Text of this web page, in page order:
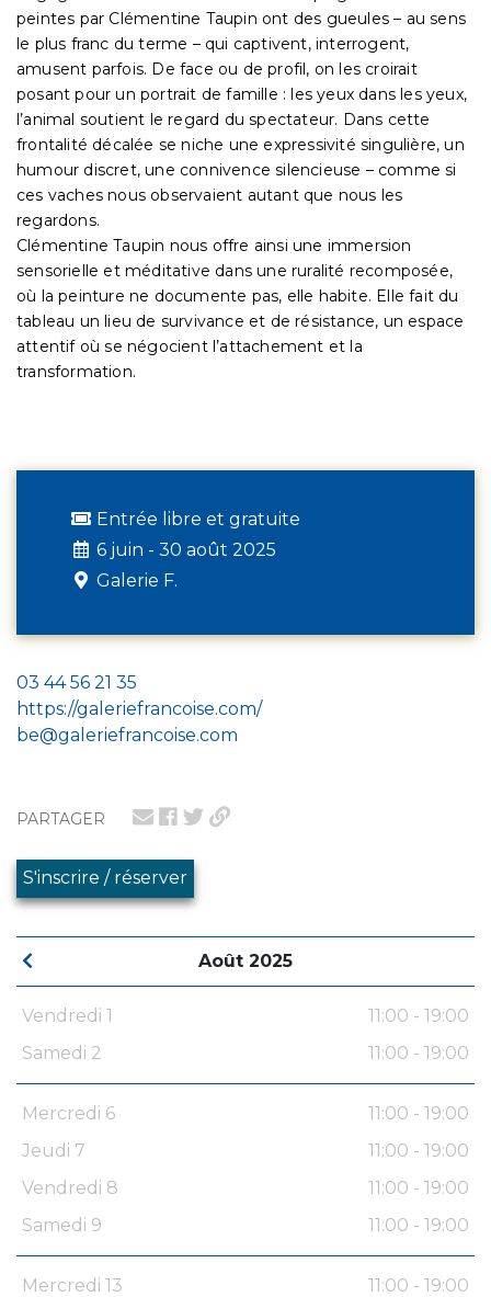
PARTAGER
S'inscrire / réserver
Août 2025
Vendredi 1
11:00 - 19:00
Samedi 2
11:00 - 19:00
Mercredi 6
11:00 - 19:00
Jeudi 7
11:00 - 19:00
Vendredi 8
11:00 - 19:00
Samedi 9
11:00 - 19:00
Mercredi 13
11:00 - 19:00
peintes par Clémentine Taupin ont des gueules – au sens
le plus franc du terme – qui captivent, interrogent,
amusent parfois. De face ou de profil, on les croirait
posant pour un portrait de famille : les yeux dans les yeux,
l’animal soutient le regard du spectateur. Dans cette
frontalité décalée se niche une expressivité singulière, un
humour discret, une connivence silencieuse – comme si
ces vaches nous observaient autant que nous les
regardons.
Clémentine Taupin nous offre ainsi une immersion
sensorielle et méditative dans une ruralité recomposée,
où la peinture ne documente pas, elle habite. Elle fait du
tableau un lieu de survivance et de résistance, un espace
attentif où se négocient l’attachement et la
transformation.
Entrée libre et gratuite
6 juin - 30 août 2025
Galerie F.
03 44 56 21 35
https://galeriefrancoise.com/
be@galeriefrancoise.com